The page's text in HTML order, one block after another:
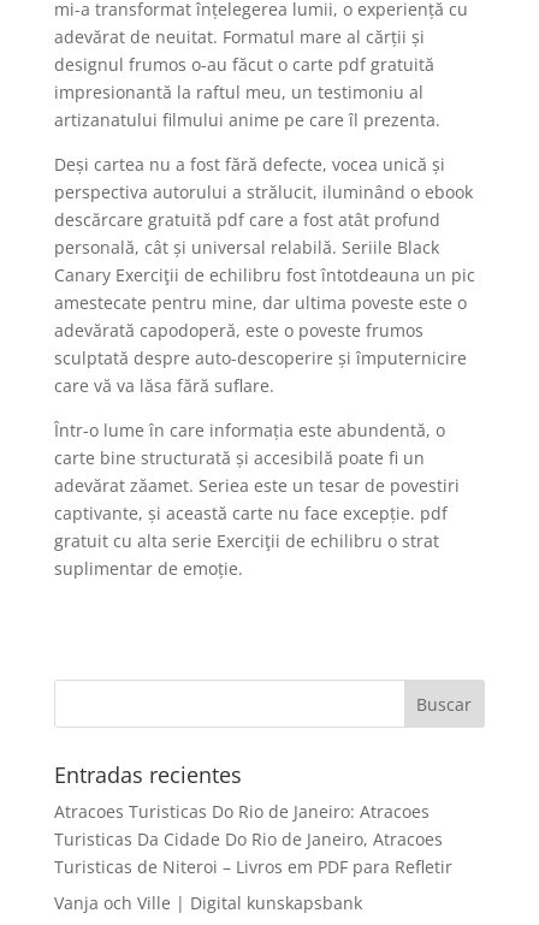
mi-a transformat înțelegerea lumii, o experiență cu
adevărat de neuitat. Formatul mare al cărții și
designul frumos o-au făcut o carte pdf gratuită
impresionantă la raftul meu, un testimoniu al
artizanatului filmului anime pe care îl prezenta.
Deși cartea nu a fost fără defecte, vocea unică și
perspectiva autorului a strălucit, iluminând o ebook
descărcare gratuită pdf care a fost atât profund
personală, cât și universal relabilă. Seriile Black
Canary Exerciţii de echilibru fost întotdeauna un pic
amestecate pentru mine, dar ultima poveste este o
adevărată capodoperă, este o poveste frumos
sculptată despre auto-descoperire și împuternicire
care vă va lăsa fără suflare.
Într-o lume în care informația este abundentă, o
carte bine structurată și accesibilă poate fi un
adevărat zăamet. Seriea este un tesar de povestiri
captivante, și această carte nu face excepție. pdf
gratuit cu alta serie Exerciţii de echilibru o strat
suplimentar de emoție.
Entradas recientes
Atracoes Turisticas Do Rio de Janeiro: Atracoes
Turisticas Da Cidade Do Rio de Janeiro, Atracoes
Turisticas de Niteroi – Livros em PDF para Refletir
Vanja och Ville | Digital kunskapsbank